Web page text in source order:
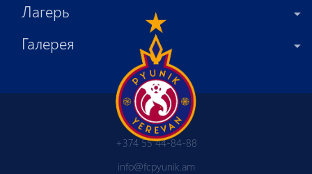
Лагерь
Галерея
+374 55 44-84-88
info@fcpyunik.am